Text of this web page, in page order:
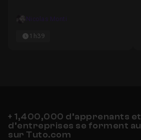
Nicolas Monti
1h39
+ 1,400,000 d’apprenants et
d’entreprises se forment
sur Tuto.com